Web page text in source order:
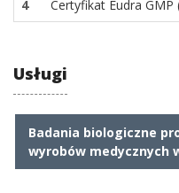
4 Certyfikat Eudra GMP
Usługi
Badania biologiczne
wyrobów medycznych